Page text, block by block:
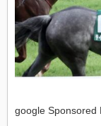
google Sponsored